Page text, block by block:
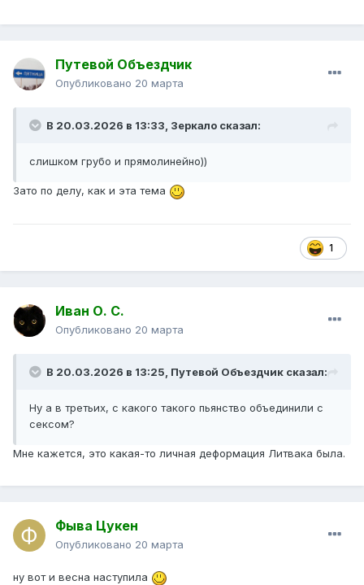
Путевой Объездчик
Опубликовано 20 марта
В 20.03.2026 в 13:33, Зеркало сказал:
слишком грубо и прямолинейно))
Зато по делу, как и эта тема
1
Иван О. С.
Опубликовано 20 марта
В 20.03.2026 в 13:25, Путевой Объездчик сказал:
Ну а в третьих, с какого такого пьянство объединили с
сексом?
Мне кажется, это какая-то личная деформация Литвака была.
Фыва Цукен
Опубликовано 20 марта
ну вот и весна наступила